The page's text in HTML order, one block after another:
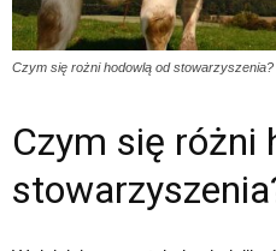
Czym się rożni hodowlą od stowarzyszenia?
Czym się różni